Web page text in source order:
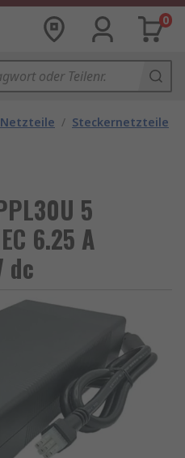
0
Netzteile / Steckernetzteile
5
6.25 A
dc